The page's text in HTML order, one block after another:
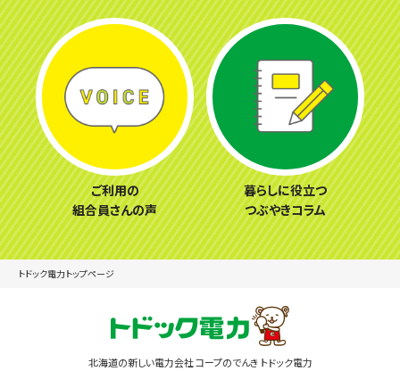
ご利用の
組合員さんの声
暮らしに役立つ
つぶやきコラム
トドック電力トップページ
北海道の新しい電力会社 コープのでんき トドック電力